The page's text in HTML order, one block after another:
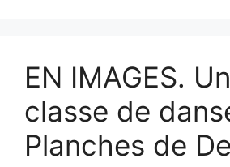
EN IMAGES.
classe de
Planches de